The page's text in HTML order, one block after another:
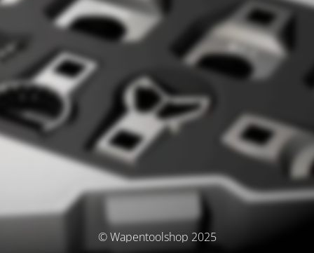
© Wapentoolshop 2025